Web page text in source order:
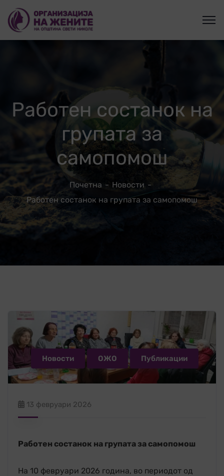
Работен состанок на
групата за
самопомош
Почетна
Новости
Работен состанок на групата за самопомош
Новости ОЖО Публикации
13 февруари 2026
Работен состанок на групата за самопомош
На 10 февруари 2026 година, во периодот од